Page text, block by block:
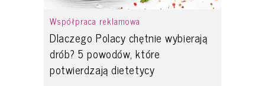
Współpraca reklamowa
Dlaczego Polacy chętnie wybierają
drób? 5 powodów, które
potwierdzają dietetycy